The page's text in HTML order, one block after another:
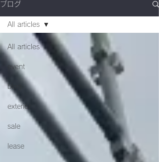
ブログ
All articles
event
blog
exterior
sale
lease
All articles